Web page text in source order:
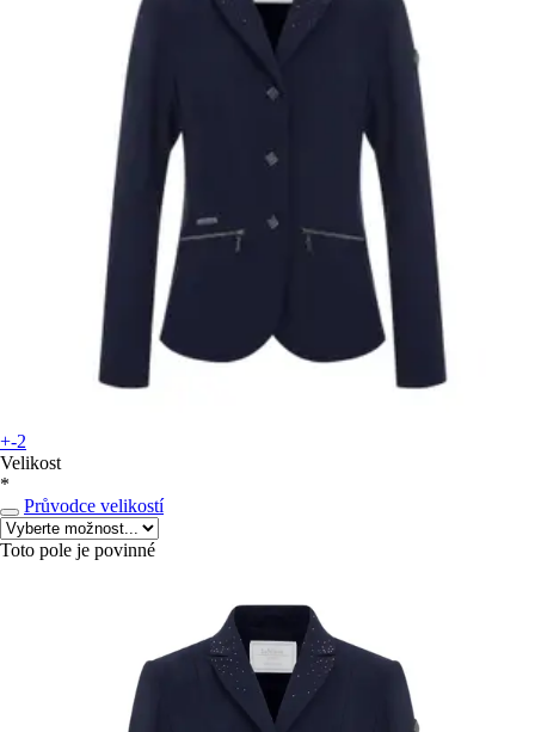
+-2
Velikost
*
Průvodce velikostí
Toto pole je povinné